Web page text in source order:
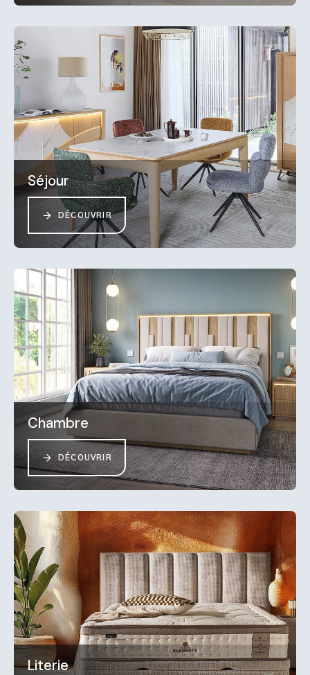
Séjour
DÉCOUVRIR
Chambre
DÉCOUVRIR
Literie